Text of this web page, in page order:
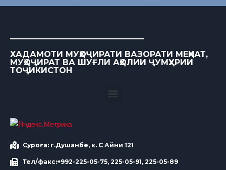
ХАДАМОТИ МУҲОҶИРАТИ ВАЗОРАТИ МЕҲНАТ,
МУҲОҶИРАТ ВА ШУҒЛИ АҲОЛИИ ҶУМҲУРИИ
ТОҶИКИСТОН
Суроға: г.Душанбе, к. С Айни 121
Тел/факс:+992-225-05-75, 225-05-91, 225-05-89